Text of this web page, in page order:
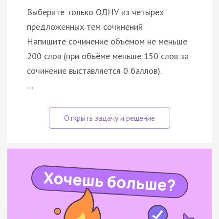
Выберите только ОДНУ из четырех
предложенных тем сочинений
Напишите сочинение объёмом не меньше
200 слов (при объёме меньше 150 слов за
сочинение выставляется 0 баллов).
…